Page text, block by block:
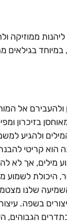
ממוזיקה
בגילאים
ולהעבירם אל
בזיכרון
ולהגיע
הוא קריטי
מילים, אך לא
היכולת לשמוע
שלנו
בשפה.
הגבוהים,